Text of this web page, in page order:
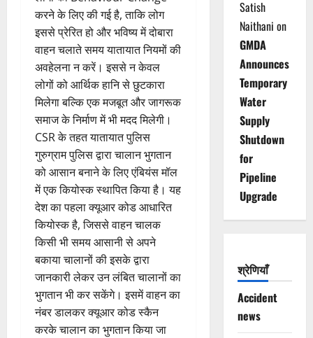
करने के लिए की गई है, ताकि लोग
इससे प्रेरित हो और भविष्य में दोबारा
वाहन चलाते समय यातायात नियमों की
अवहेलना न करें। इससे न केवल
लोगों को आर्थिक हानि से छुटकारा
मिलेगा बल्कि एक मजबूत और जागरूक
समाज के निर्माण में भी मदद मिलेगी।
CSR के तहत यातायात पुलिस
गुरुग्राम पुलिस द्वारा चालान भुगतान
को आसान बनाने के लिए एंबियंस मॉल
में एक कियोस्क स्थापित किया है। यह
देश का पहला क्यूआर कोड आधारित
कियोस्क है, जिससे वाहन चालक
किसी भी समय आसानी से अपने
बकाया चालानों की इसके द्वारा
जानकारी लेकर उन लंबित चालानों का
भुगतान भी कर सकेंगे। इसमें वाहन का
नंबर डालकर क्यूआर कोड स्कैन
करके चालान का भुगतान किया जा
Satish
Naithani on
GMDA
Announces
Temporary
Water
Supply
Shutdown
for
Pipeline
Upgrade
श्रेणियाँ
Accident
news